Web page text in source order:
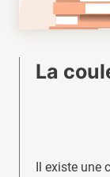
La
Il existe une